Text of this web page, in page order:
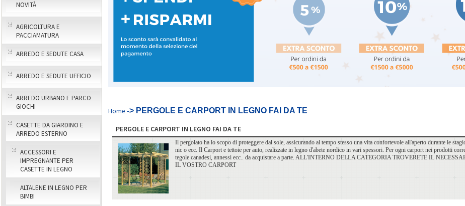
NOVITÀ
AGRICOLTURA E
PACCIAMATURA
ARREDO E SEDUTE CASA
ARREDO E SEDUTE UFFICIO
ARREDO URBANO E PARCO
GIOCHI
CASETTE DA GIARDINO E
ARREDO ESTERNO
ACCESSORI E
IMPREGNANTE PER
CASETTE IN LEGNO
ALTALENE IN LEGNO PER
BIMBI
Home -> PERGOLE E CARPORT IN LEGNO FAI DA TE
PERGOLE E CARPORT IN LEGNO FAI DA TE
Il pergolato ha lo scopo di proteggere dal sole, assicurando al tempo stesso una vita confortevole all'aperto durante le
nic o ecc. Il Carport e tettoie per auto, realizzate in legno d'abete nordico in vari spessori. Per ogni carport nei prodotti
tegole canadesi, annessi ecc.. da acquistare a parte. ALL'INTERNO DELLA CATEGORIA TROVERETE IL
IL VOSTRO CARPORT